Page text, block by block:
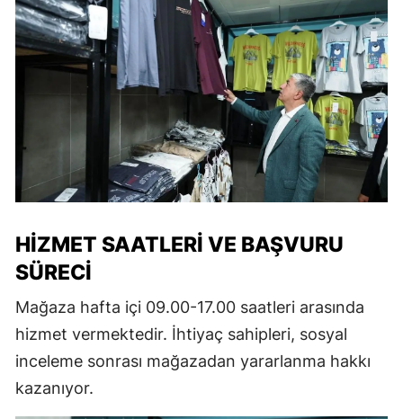
HIZMET SAATLERI VE BAŞVURU
SÜRECI
Mağaza hafta içi 09.00-17.00 saatleri arasında
hizmet vermektedir. İhtiyaç sahipleri, sosyal
inceleme sonrası mağazadan yararlanma hakkı
kazanıyor.